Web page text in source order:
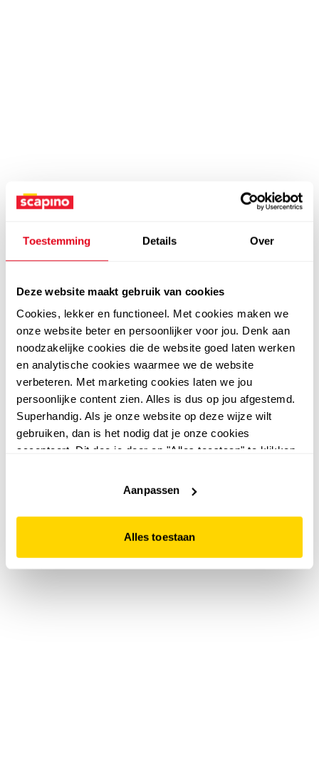
Toestemming Details Over
Deze website maakt gebruik van cookies
Cookies, lekker en functioneel. Met cookies maken we
onze website beter en persoonlijker voor jou. Denk aan
noodzakelijke cookies die de website goed laten werken
en analytische cookies waarmee we de website
verbeteren. Met marketing cookies laten we jou
persoonlijke content zien. Alles is dus op jou afgestemd.
Superhandig. Als je onze website op deze wijze wilt
gebruiken, dan is het nodig dat je onze cookies
accepteert. Dit doe je door op "Alles toestaan" te klikken.
website niet optimaal functioneert.
Aanpassen
Alles toestaan